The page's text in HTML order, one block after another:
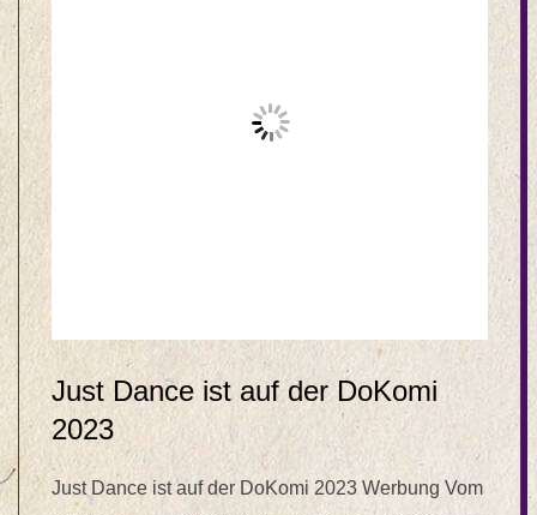
Just Dance ist auf der DoKomi
2023
Just Dance ist auf der DoKomi 2023 Werbung Vom